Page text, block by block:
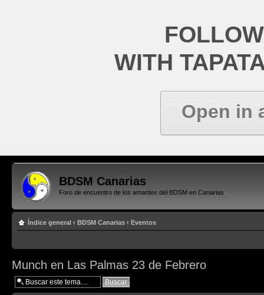
WITH
Open in
BDSM Canarias
Foro de encuentro de los amantes del BDSM en Canarias
Índice general ‹ BDSM Canarias ‹ Eventos
Munch en Las Palmas 23 de Febrero